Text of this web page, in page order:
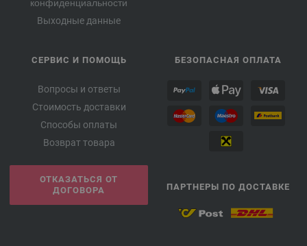
конфиденциальности
Выходные данные
СЕРВИС И ПОМОЩЬ
Вопросы и ответы
Стоимость доставки
Способы оплаты
Возврат товара
ОТКАЗАТЬСЯ ОТ
ДОГОВОРА
БЕЗОПАСНАЯ ОПЛАТА
ПАРТНЕРЫ ПО ДОСТАВКЕ